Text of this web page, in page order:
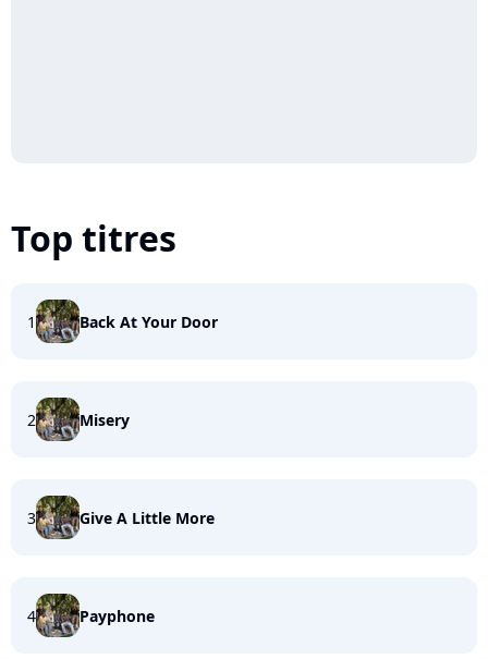
Top titres
1 Back At Your Door
2 Misery
3 Give A Little More
4 Payphone